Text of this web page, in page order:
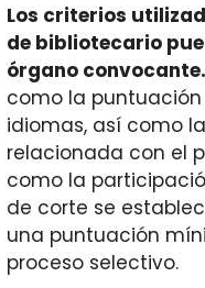
Los criterios
de bibliotecario
órgano convocante.
como la
idiomas, así como
relacionada con el
como la
de corte se
una puntuación
proceso selectivo.